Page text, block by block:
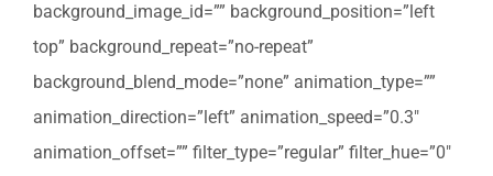
background_image_id=”” background_position=”left
top” background_repeat=”no-repeat”
background_blend_mode=”none” animation_type=””
animation_direction=”left” animation_speed=”0.3″
animation_offset=”” filter_type=”regular” filter_hue=”0″